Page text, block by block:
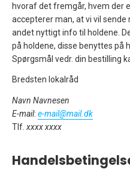
hvoraf det fremgår, hvem der
accepterer man, at vi vil
andet nyttigt info til holdene.
på holdene, disse benyttes på
Spørgsmål vedr. din bestilling
Bredsten lokalråd
Navn Navnesen
E-mail: e-mail@mail.dk
Tlf. xxxx xxxx